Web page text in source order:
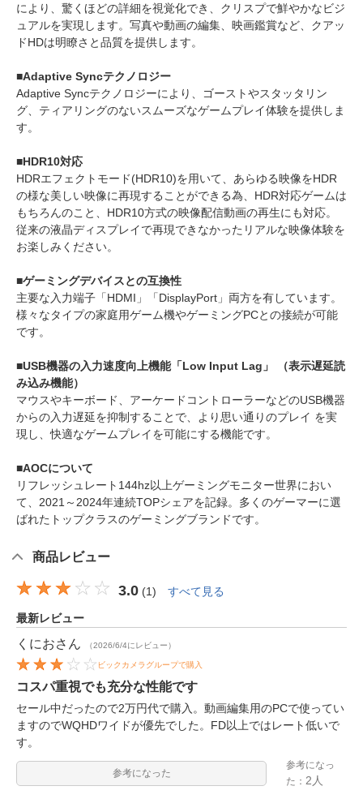
により、驚くほどの詳細を視覚化でき、クリスプで鮮やかなビジ
ュアルを実現します。写真や動画の編集、映画鑑賞など、クアッ
ドHDは明瞭さと品質を提供します。
■Adaptive Syncテクノロジー
Adaptive Syncテクノロジーにより、ゴーストやスタッタリン
グ、ティアリングのないスムーズなゲームプレイ体験を提供しま
す。
■HDR10対応
HDRエフェクトモード(HDR10)を用いて、あらゆる映像をHDR
の様な美しい映像に再現することができる為、HDR対応ゲームは
もちろんのこと、HDR10方式の映像配信動画の再生にも対応。
従来の液晶ディスプレイで再現できなかったリアルな映像体験を
お楽しみください。
■ゲーミングデバイスとの互換性
主要な入力端子「HDMI」「DisplayPort」両方を有しています。
様々なタイプの家庭用ゲーム機やゲーミングPCとの接続が可能
です。
■USB機器の入力速度向上機能「Low Input Lag」 （表示遅延読
み込み機能）
マウスやキーボード、アーケードコントローラーなどのUSB機器
からの入力遅延を抑制することで、より思い通りのプレイ を実
現し、快適なゲームプレイを可能にする機能です。
■AOCについて
リフレッシュレート144hz以上ゲーミングモニター世界におい
て、2021～2024年連続TOPシェアを記録。多くのゲーマーに選
ばれたトップクラスのゲーミングブランドです。
商品レビュー
3.0 (1) すべて見る
最新レビュー
くにおさん （2026/6/4にレビュー）
ビックカメラグループで購入
コスパ重視でも充分な性能です
セール中だったので2万円代で購入。動画編集用のPCで使ってい
ますのでWQHDワイドが優先でした。FD以上ではレート低いで
す。
参考になった
参考になっ
た： 2人